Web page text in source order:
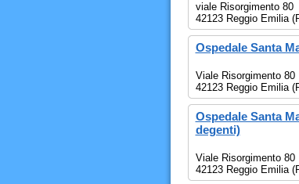
viale Risorgimento 80
42123 Reggio Emilia
Ospedale Santa
Viale Risorgimento 80
42123 Reggio Emilia
Ospedale Santa
degenti)
Viale Risorgimento 80
42123 Reggio Emilia